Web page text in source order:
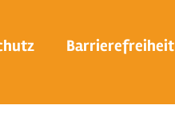
Barrierefreiheit